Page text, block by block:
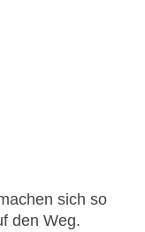
sich so
den Weg.